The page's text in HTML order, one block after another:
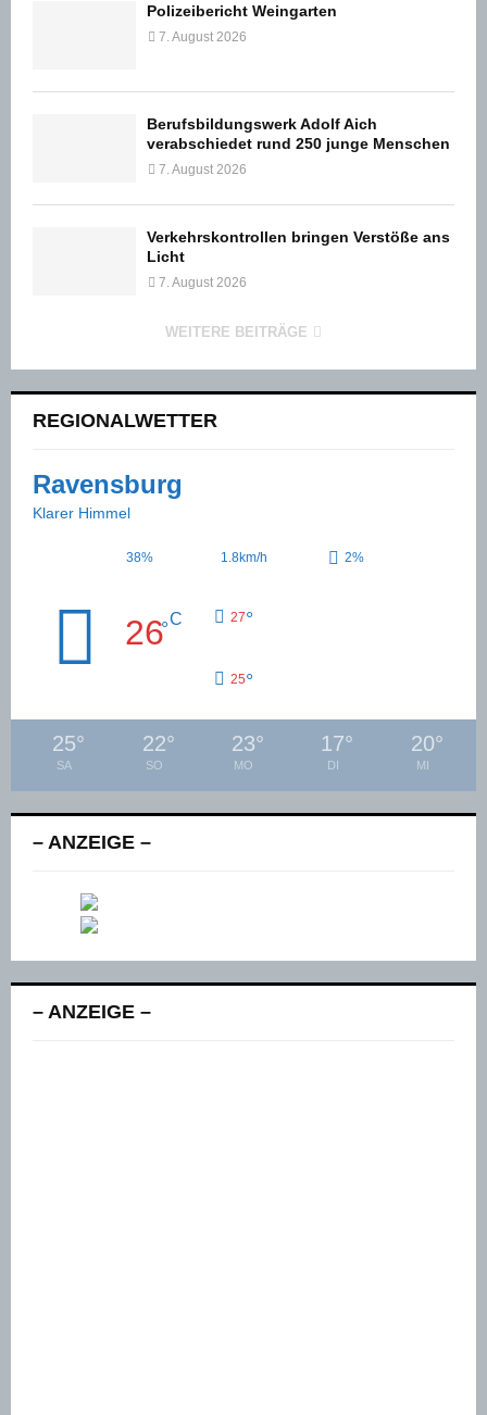
Polizeibericht Weingarten
7. August 2026
Berufsbildungswerk Adolf Aich
verabschiedet rund 250 junge Menschen
7. August 2026
Verkehrskontrollen bringen Verstöße ans
Licht
7. August 2026
WEITERE BEITRÄGE
REGIONALWETTER
Ravensburg
Klarer Himmel
38% 1.8km/h 2%
26°C 27°
25°
25°
SA
22°
SO
23°
MO
17°
DI
20°
MI
– ANZEIGE –
– ANZEIGE –